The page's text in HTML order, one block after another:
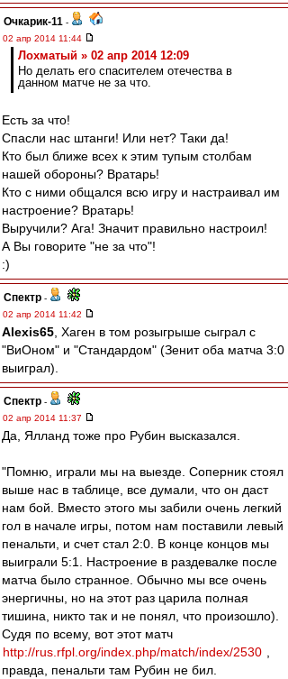
Очкарик-11 -
02 апр 2014 11:44
Лохматый » 02 апр 2014 12:09
Но делать его спасителем отечества в
данном матче не за что.
Есть за что!
Спасли нас штанги! Или нет? Таки да!
Кто был ближе всех к этим тупым столбам
нашей обороны? Вратарь!
Кто с ними общался всю игру и настраивал им
настроение? Вратарь!
Выручили? Ага! Значит правильно настроил!
А Вы говорите "не за что"!
:)
Спектр -
02 апр 2014 11:42
Alexis65 , Хаген в том розыгрыше сыграл с
"ВиОном" и "Стандардом" (Зенит оба матча 3:0
выиграл).
Спектр -
02 апр 2014 11:37
Да, Ялланд тоже про Рубин высказался.
"Помню, играли мы на выезде. Соперник стоял
выше нас в таблице, все думали, что он даст
нам бой. Вместо этого мы забили очень легкий
гол в начале игры, потом нам поставили левый
пенальти, и счет стал 2:0. В конце концов мы
выиграли 5:1. Настроение в раздевалке после
матча было странное. Обычно мы все очень
энергичны, но на этот раз царила полная
тишина, никто так и не понял, что произошло).
Судя по всему, вот этот матч
http://rus.rfpl.org/index.php/match/index/2530
правда, пенальти там Рубин не бил.